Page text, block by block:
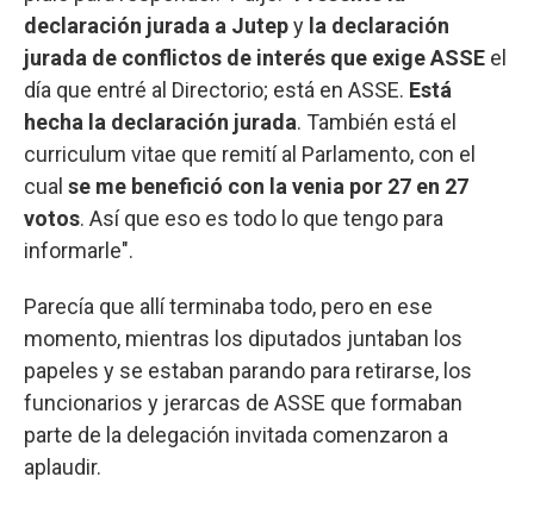
declaración jurada a Jutepy la declaración
jurada de conflictos de interés que exige ASSE el
día que entré al Directorio; está en ASSE. Está
hecha la declaración jurada. También está el
curriculum vitae que remití al Parlamento, con el
cual se me benefició con la venia por 27 en 27
votos. Así que eso es todo lo que tengo para
informarle".
Parecía que allí terminaba todo, pero en ese
momento, mientras los diputados juntaban los
papeles y se estaban parando para retirarse, los
funcionarios y jerarcas de ASSE que formaban
parte de la delegación invitada comenzaron a
aplaudir.